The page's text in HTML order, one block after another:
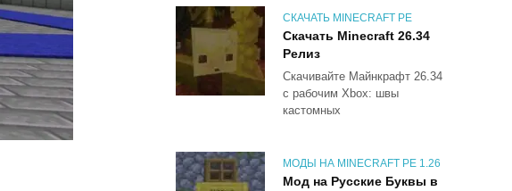
СКАЧАТЬ MINECRAFT PE
Скачать Minecraft 26.34
Релиз
Скачивайте Майнкрафт 26.34
с рабочим Xbox: швы
кастомных
МОДЫ НА MINECRAFT PE 1.26
Мод на Русские Буквы в